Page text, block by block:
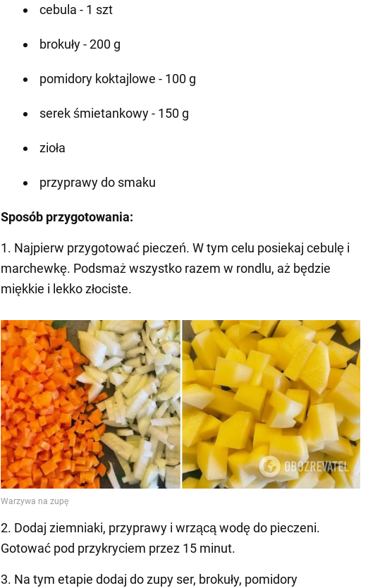
cebula - 1 szt
brokuły - 200 g
pomidory koktajlowe - 100 g
serek śmietankowy - 150 g
zioła
przyprawy do smaku
Sposób przygotowania:
1. Najpierw przygotować pieczeń. W tym celu posiekaj cebulę i
marchewkę. Podsmaż wszystko razem w rondlu, aż będzie
miękkie i lekko złociste.
2. Dodaj ziemniaki, przyprawy i wrzącą wodę do pieczeni.
Gotować pod przykryciem przez 15 minut.
3. Na tym etapie dodaj do zupy ser, brokuły, pomidory